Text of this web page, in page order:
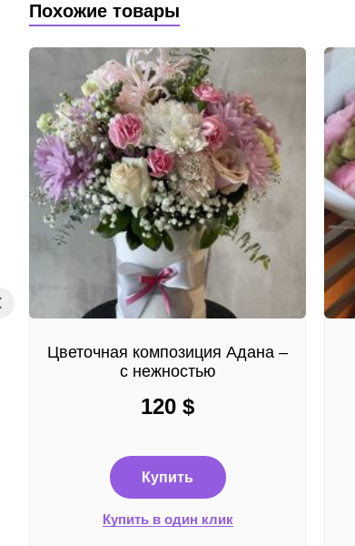
Похожие товары
Цветочная композиция Адана –
с нежностью
120 $
Купить
Купить в один клик